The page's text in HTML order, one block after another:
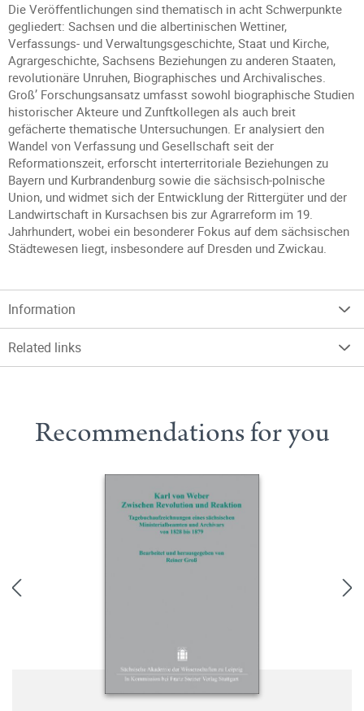
Die Veröffentlichungen sind thematisch in acht Schwerpunkte
gegliedert: Sachsen und die albertinischen Wettiner,
Verfassungs- und Verwaltungsgeschichte, Staat und Kirche,
Agrargeschichte, Sachsens Beziehungen zu anderen Staaten,
revolutionäre Unruhen, Biographisches und Archivalisches.
Groß’ Forschungsansatz umfasst sowohl biographische Studien
historischer Akteure und Zunftkollegen als auch breit
gefächerte thematische Untersuchungen. Er analysiert den
Wandel von Verfassung und Gesellschaft seit der
Reformationszeit, erforscht interterritoriale Beziehungen zu
Bayern und Kurbrandenburg sowie die sächsisch-polnische
Union, und widmet sich der Entwicklung der Rittergüter und der
Landwirtschaft in Kursachsen bis zur Agrarreform im 19.
Jahrhundert, wobei ein besonderer Fokus auf dem sächsischen
Städtewesen liegt, insbesondere auf Dresden und Zwickau.
Information
Related links
Recommendations for you